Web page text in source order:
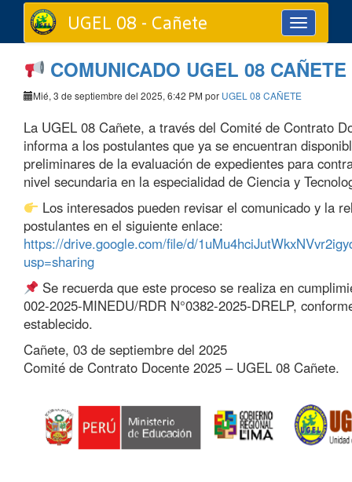
Toggle
navigation
UGEL 08 - Cañete
COMUNICADO UGEL 08 CAÑETE
Mié, 3 de septiembre del 2025, 6:42 PM por UGEL 08 CAÑETE
La UGEL 08 Cañete, a través del Comité de Contrato
informa a los postulantes que ya se encuentran
preliminares de la evaluación de expedientes para
nivel secundaria en la especialidad de Ciencia y
Los interesados pueden revisar el comunicado y la
postulantes en el siguiente enlace:
https://drive.google.com/file/d/
usp=sharing
Se recuerda que este proceso se realiza en
002-2025-MINEDU/RDR N°0382-2025-DRELP,
establecido.
Cañete, 03 de septiembre del 2025
Comité de Contrato Docente 2025 – UGEL 08 Cañete.